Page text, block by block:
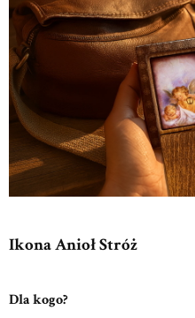
Ikona Anioł Stróż
Dla kogo?